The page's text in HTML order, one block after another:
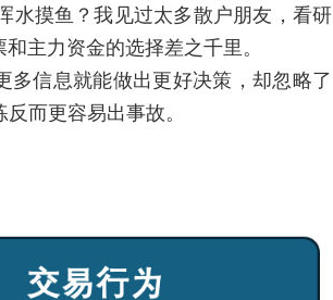
摸鱼？我见过太多散户朋友，看研
主力资金的选择差之千里。
信息就能做出更好决策，却忽略了
而更容易出事故。